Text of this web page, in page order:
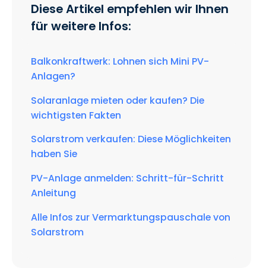
Diese Artikel empfehlen wir Ihnen
für weitere Infos:
Balkonkraftwerk: Lohnen sich Mini PV-
Anlagen?
Solaranlage mieten oder kaufen? Die
wichtigsten Fakten
Solarstrom verkaufen: Diese Möglichkeiten
haben Sie
PV-Anlage anmelden: Schritt-für-Schritt
Anleitung
Alle Infos zur Vermarktungspauschale von
Solarstrom